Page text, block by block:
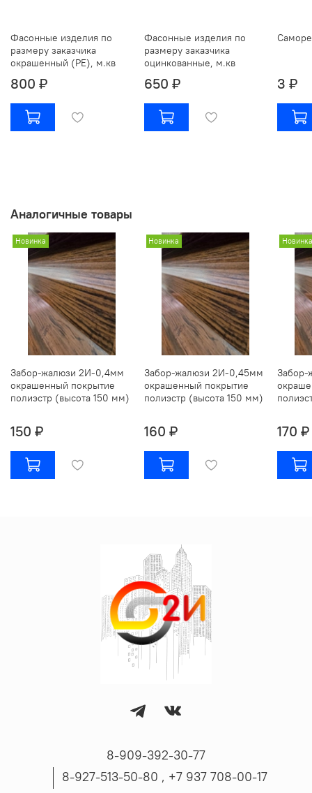
Фасонные изделия по
размеру заказчика
окрашенный (РЕ), м.кв
800 ₽
Фасонные изделия по
размеру заказчика
оцинкованные, м.кв
650 ₽ 3 ₽
Аналогичные товары
Новинка
Забор-жалюзи 2И-0,4мм
окрашенный покрытие
полиэстр (высота 150 мм)
150 ₽
Новинка
Забор-жалюзи 2И-0,45мм
окрашенный покрытие
полиэстр (высота 150 мм)
160 ₽
Новинка
170 ₽
8-909-392-30-77
8-927-513-50-80 , ‪+7 937 708-00-17